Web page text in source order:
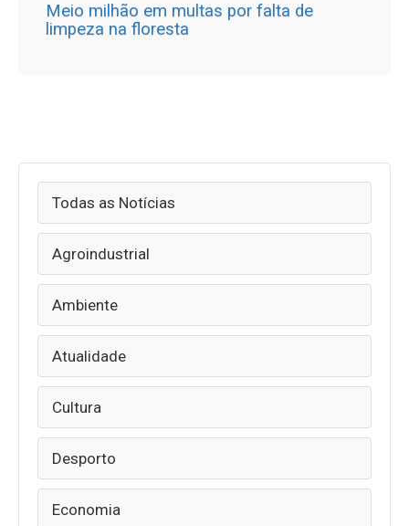
Meio milhão em multas por falta de
limpeza na floresta
Todas as Notícias
Agroindustrial
Ambiente
Atualidade
Cultura
Desporto
Economia